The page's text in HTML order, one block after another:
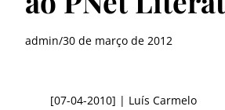
admin/30 de março de 2012
[07-04-2010] | Luís Carmelo